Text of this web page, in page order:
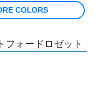
COLORS
フォードロゼット